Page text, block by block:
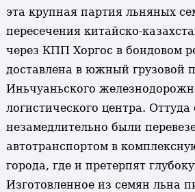
эта крупная партия льняных
пересечения китайско-
через КПП Хоргос в бондовом
доставлена в южный грузовой
Иньчуаньского
логистического центра. Оттуда
незамедлительно были
автотранспортом в
города, где и претерпят
Изготовленное из семян льна